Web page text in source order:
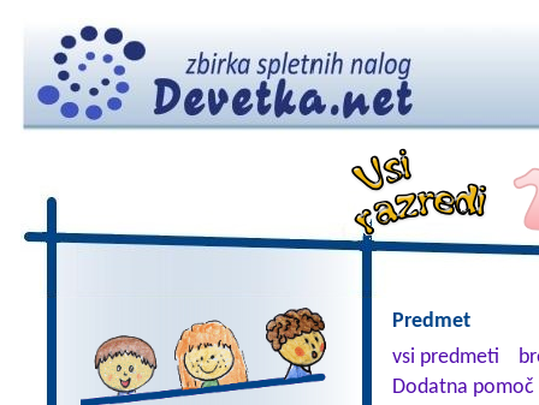
Predmet
vsi predmeti
Dodatna